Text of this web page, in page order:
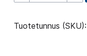
–
Tuotetunnus (SKU):